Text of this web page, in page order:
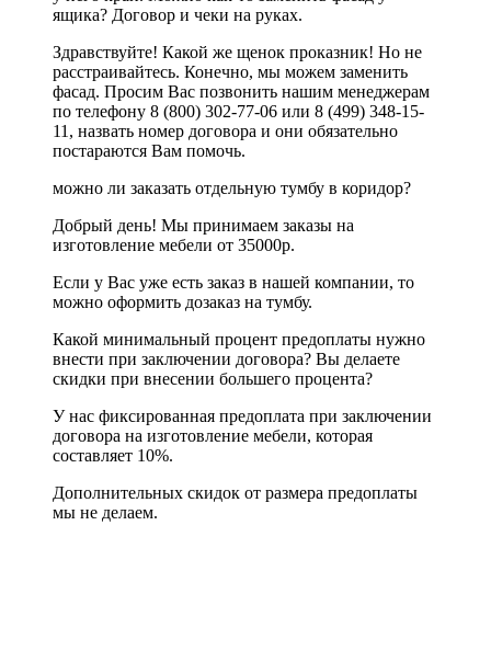
ящика? Договор и чеки на руках.
Здравствуйте! Какой же щенок проказник! Но не
расстраивайтесь. Конечно, мы можем заменить
фасад. Просим Вас позвонить нашим менеджерам
по телефону 8 (800) 302-77-06 или 8 (499) 348-15-
11, назвать номер договора и они обязательно
постараются Вам помочь.
можно ли заказать отдельную тумбу в коридор?
Добрый день! Мы принимаем заказы на
изготовление мебели от 35000р.
Если у Вас уже есть заказ в нашей компании, то
можно оформить дозаказ на тумбу.
Какой минимальный процент предоплаты нужно
внести при заключении договора? Вы делаете
скидки при внесении большего процента?
У нас фиксированная предоплата при заключении
договора на изготовление мебели, которая
составляет 10%.
Дополнительных скидок от размера предоплаты
мы не делаем.